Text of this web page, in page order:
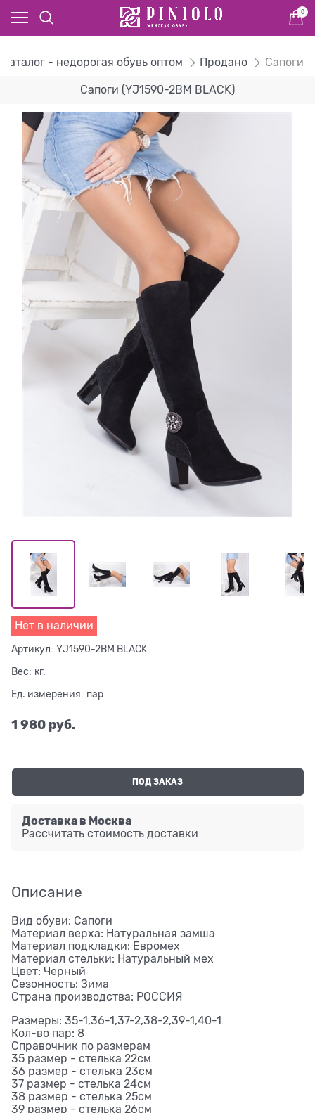
0
Каталог - недорогая обувь оптом Продано Сапоги
Сапоги (YJ1590-2BM BLACK)
Нет в наличии
Артикул: YJ1590-2BM BLACK
Вес: кг.
Ед. измерения: пар
1 980 руб.
ПОД ЗАКАЗ
Доставка в Москва
Рассчитать стоимость доставки
Описание
Вид обуви: Сапоги
Материал верха: Натуральная замша
Материал подкладки: Евромех
Материал стельки: Натуральный мех
Цвет: Черный
Сезонность: Зима
Страна производства: РОССИЯ
Размеры: 35-1,36-1,37-2,38-2,39-1,40-1
Кол-во пар: 8
Справочник по размерам
35 размер - стелька 22см
36 размер - стелька 23см
37 размер - стелька 24см
38 размер - стелька 25см
39 размер - стелька 26см